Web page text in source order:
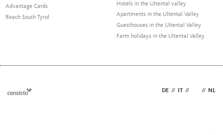
Advantage Cards
Reach South Tyrol
Hotels in the Ultental valley
Apartments in the Ultental Valley
Guesthouses in the Ultental Valley
Farm holidays in the Ultental Valley
DE // IT // // NL